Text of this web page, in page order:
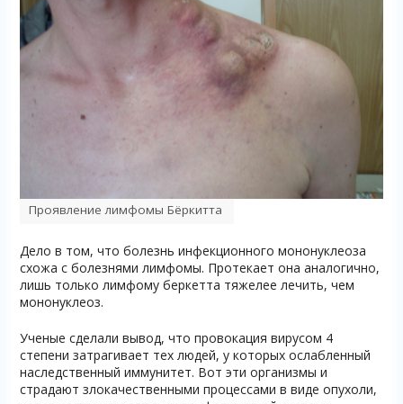
Проявление лимфомы Бёркитта
Дело в том, что болезнь инфекционного мононуклеоза
схожа с болезнями лимфомы. Протекает она аналогично,
лишь только лимфому беркетта тяжелее лечить, чем
мононуклеоз.
Ученые сделали вывод, что провокация вирусом 4
степени затрагивает тех людей, у которых ослабленный
наследственный иммунитет. Вот эти организмы и
страдают злокачественными процессами в виде опухоли,